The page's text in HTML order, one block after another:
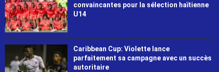
convaincantes pour la sélection haïtienne
U14
Caribbean Cup: Violette lance
parfaitement sa campagne avec un succès
autoritaire